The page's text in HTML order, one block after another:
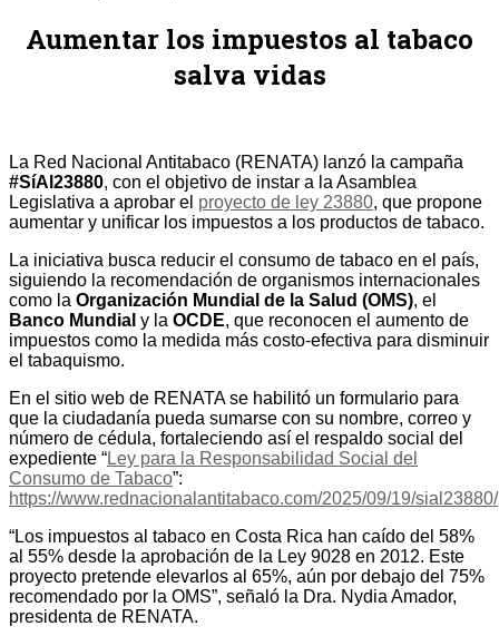
Aumentar los impuestos al tabaco
salva vidas
La Red Nacional Antitabaco (RENATA) lanzó la campaña
#SíAl23880, con el objetivo de instar a la Asamblea
Legislativa a aprobar el proyecto de ley 23880, que propone
aumentar y unificar los impuestos a los productos de tabaco.
La iniciativa busca reducir el consumo de tabaco en el país,
siguiendo la recomendación de organismos internacionales
como la Organización Mundial de la Salud (OMS), el
Banco Mundial y la OCDE, que reconocen el aumento de
impuestos como la medida más costo-efectiva para disminuir
el tabaquismo.
En el sitio web de RENATA se habilitó un formulario para
que la ciudadanía pueda sumarse con su nombre, correo y
número de cédula, fortaleciendo así el respaldo social del
expediente “Ley para la Responsabilidad Social del
Consumo de Tabaco”:
https://www.rednacionalantitabaco.com/2025/09/19/sial23880/
“Los impuestos al tabaco en Costa Rica han caído del 58%
al 55% desde la aprobación de la Ley 9028 en 2012. Este
proyecto pretende elevarlos al 65%, aún por debajo del 75%
recomendado por la OMS”, señaló la Dra. Nydia Amador,
presidenta de RENATA.